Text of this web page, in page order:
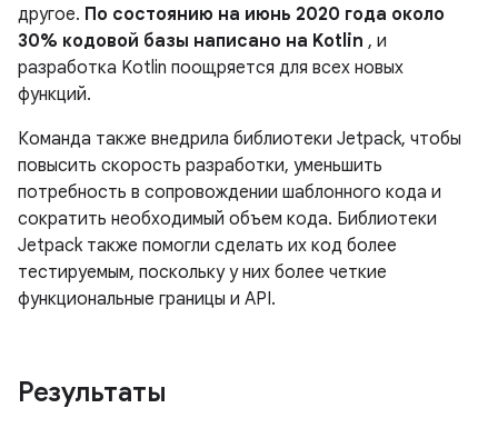
другое. По состоянию на июнь 2020 года около
30% кодовой базы написано на Kotlin , и
разработка Kotlin поощряется для всех новых
функций.
Команда также внедрила библиотеки Jetpack, чтобы
повысить скорость разработки, уменьшить
потребность в сопровождении шаблонного кода и
сократить необходимый объем кода. Библиотеки
Jetpack также помогли сделать их код более
тестируемым, поскольку у них более четкие
функциональные границы и API.
Результаты